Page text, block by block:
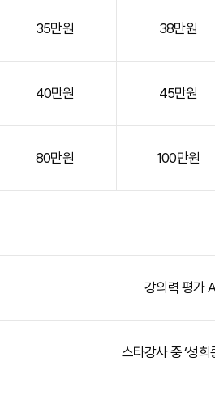
35만원 38만원
40만원 45만원
80만원 100만원
강의력 평가
스타강사 중 ‘성